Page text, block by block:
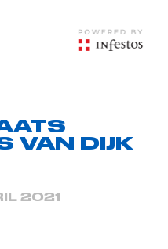
VAN DIJK
2021